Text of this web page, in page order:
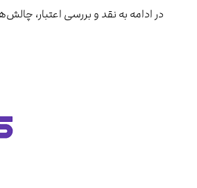
در ادامه به نقد و بررسی اعتبار،